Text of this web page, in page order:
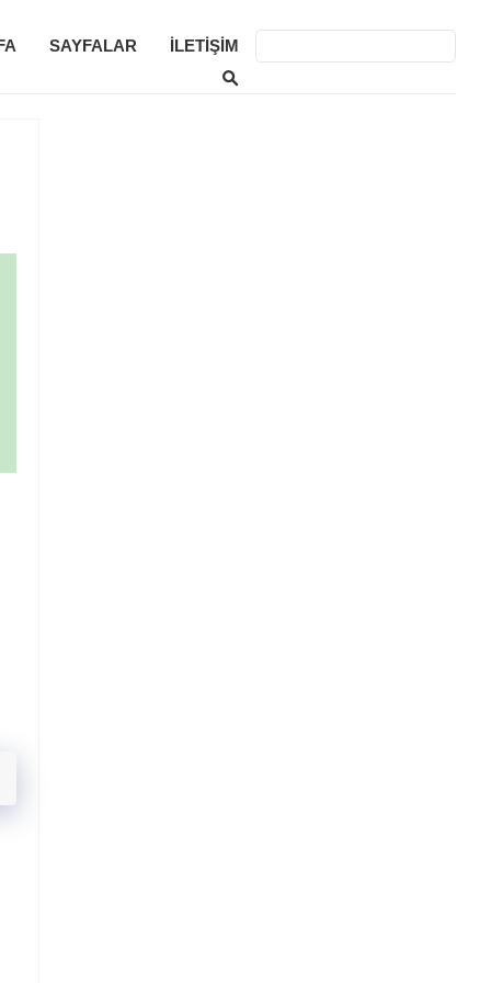
SAYFALAR İLETIŞIM